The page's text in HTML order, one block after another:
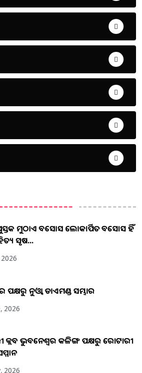
ମୁଠାଏ ଅବସୋସ ଲୋକାର୍ପିତ ଅବସୋସ ହିଁ
ସୃଷ...
ପକ୍ଷରୁ ନୁଓ୍ବା ଡାଏମଣ୍ଡ ସମ୍ଭାର
2026
କ୍ଲବ ଭୁବନେଶ୍ୱର କଳିଙ୍ଗ ପକ୍ଷରୁ ରୋଟାରୀ
2026